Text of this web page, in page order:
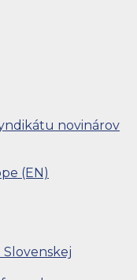
novinárov
(EN)
Slovenskej